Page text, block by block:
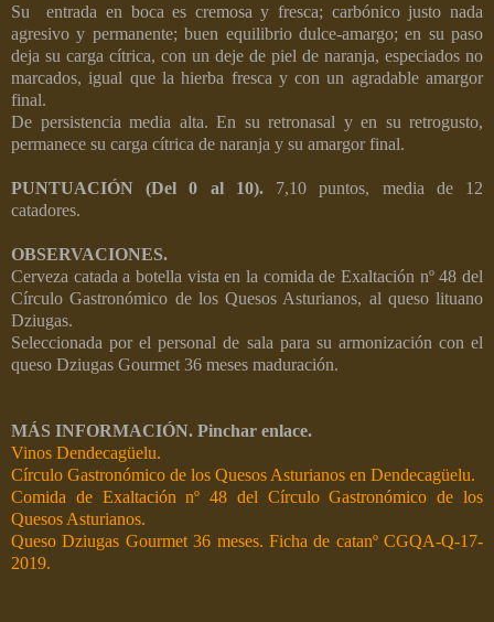
Su
entrada en boca es cremosa y fresca; carbónico justo nada
agresivo y permanente; buen equilibrio dulce-amargo; en su paso
deja su carga cítrica, con un deje de piel de naranja, especiados no
marcados, igual que la hierba fresca y con un agradable amargor
final.
De persistencia media alta. En su retronasal y en su retrogusto,
permanece su carga cítrica de naranja y su amargor final.
PUNTUACIÓN (Del 0 al 10). 7,10 puntos, media de 12
catadores.
OBSERVACIONES.
Cerveza catada a botella vista en la comida de Exaltación nº 48 del
Círculo Gastronómico de los Quesos Asturianos, al queso lituano
Dziugas.
Seleccionada por el personal de sala para su armonización con el
queso Dziugas Gourmet 36 meses maduración.
MÁS INFORMACIÓN. Pinchar enlace.
Vinos Dendecagüelu.
Círculo Gastronómico de los Quesos Asturianos en Dendecagüelu.
Comida de Exaltación nº 48 del Círculo Gastronómico de los
Quesos Asturianos.
Queso Dziugas Gourmet 36 meses. Ficha de catanº CGQA-Q-17-
2019.